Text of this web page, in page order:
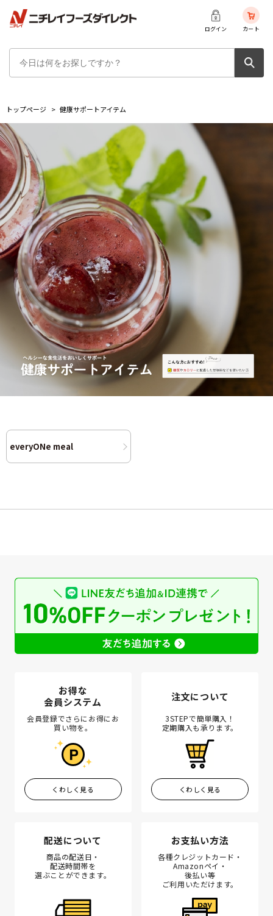
ログイン カート
トップページ > 健康サポートアイテム
everyONe meal
お得な
会員システム
会員登録でさらにお得にお
買い物を。
くわしく見る
注文について
3STEPで簡単購入！
定期購入も承ります。
くわしく見る
配送について
商品の配送日・
配送時間帯を
選ぶことができます。
お支払い方法
各種クレジットカード・
Amazonペイ・
後払い等
ご利用いただけます。